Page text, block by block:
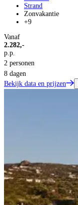
Strand
Zonvakantie
+9
Vanaf
2.282,-
p.p.
2 personen
8 dagen
Bekijk data en prijzen